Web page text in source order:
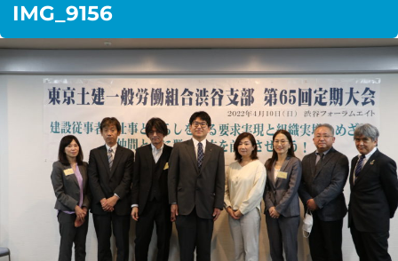
ッ
プ
IMG_9156